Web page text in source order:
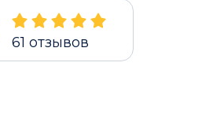
61 отзывов